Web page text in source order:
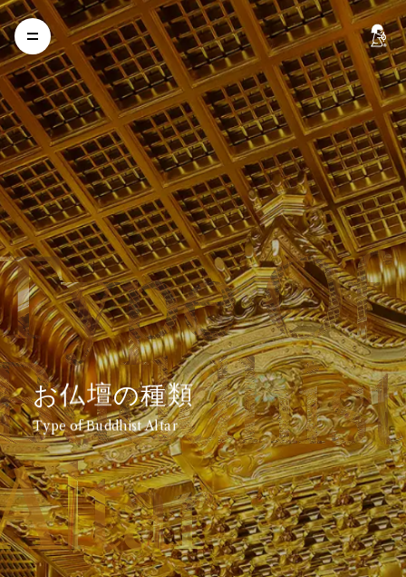
Of
お仏壇の種類
TypeofBuddhistAltar